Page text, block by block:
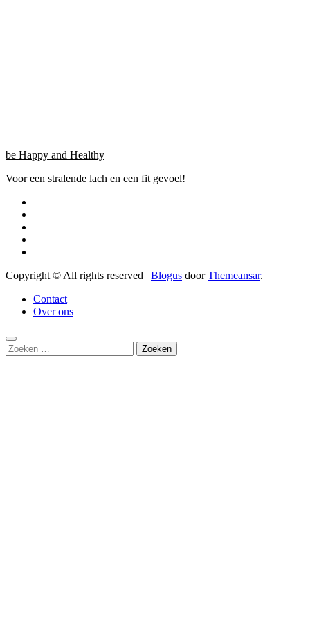
be Happy and Healthy
Voor een stralende lach en een fit gevoel!
Copyright © All rights reserved | Blogus doorThemeansar.
Contact
Over ons
Zoeken
naar: